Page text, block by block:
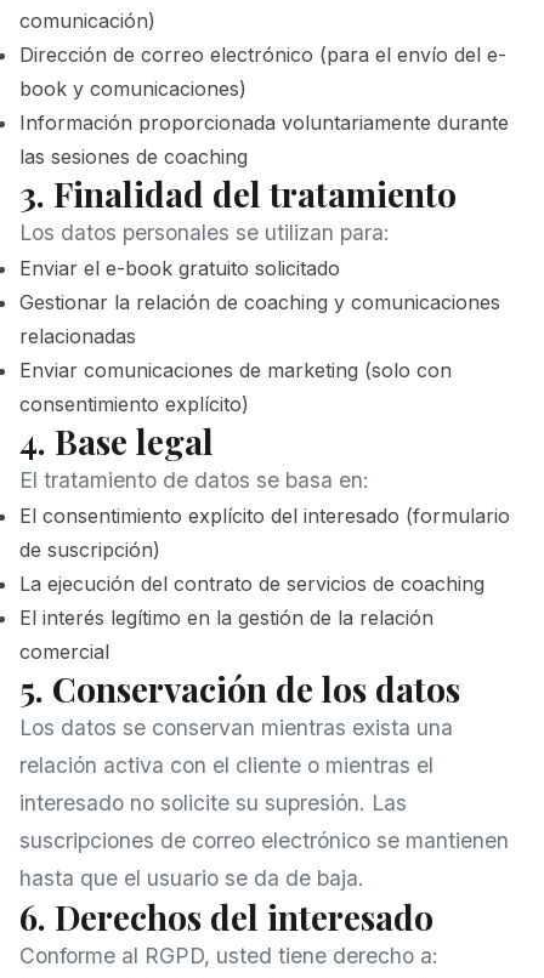
comunicación)
Dirección de correo electrónico (para el envío del e-
book y comunicaciones)
Información proporcionada voluntariamente durante
las sesiones de coaching
3. Finalidad del tratamiento
Los datos personales se utilizan para:
Enviar el e-book gratuito solicitado
Gestionar la relación de coaching y comunicaciones
relacionadas
Enviar comunicaciones de marketing (solo con
consentimiento explícito)
4. Base legal
El tratamiento de datos se basa en:
El consentimiento explícito del interesado (formulario
de suscripción)
La ejecución del contrato de servicios de coaching
El interés legítimo en la gestión de la relación
comercial
5. Conservación de los datos
Los datos se conservan mientras exista una
relación activa con el cliente o mientras el
interesado no solicite su supresión. Las
suscripciones de correo electrónico se mantienen
hasta que el usuario se da de baja.
6. Derechos del interesado
Conforme al RGPD, usted tiene derecho a: